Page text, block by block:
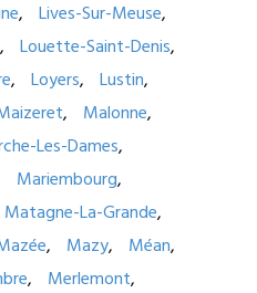
Lives-Sur-Meuse
Louette-Saint-Denis
Loyers
Lustin
Malonne
Les-Dames
Mariembourg
Matagne-La-Grande
Mazy
Méan
Merlemont